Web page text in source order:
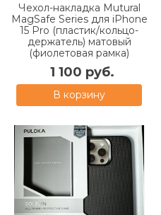
Чехол-накладка Mutural
MagSafe Series для iPhone
15 Pro (пластик/кольцо-
держатель) матовый
(фиолетовая рамка)
1 100 руб.
В корзину